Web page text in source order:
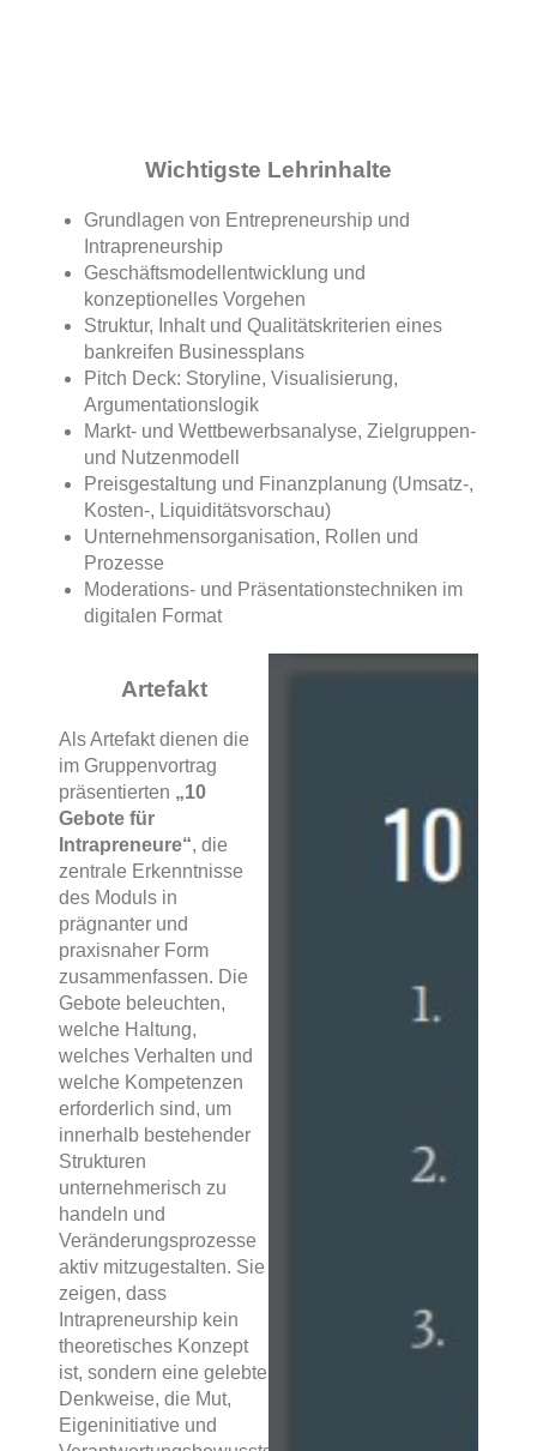
Wichtigste Lehrinhalte
Grundlagen von Entrepreneurship und
Intrapreneurship
Geschäftsmodellentwicklung und
konzeptionelles Vorgehen
Struktur, Inhalt und Qualitätskriterien eines
bankreifen Businessplans
Pitch Deck: Storyline, Visualisierung,
Argumentationslogik
Markt- und Wettbewerbsanalyse, Zielgruppen-
und Nutzenmodell
Preisgestaltung und Finanzplanung (Umsatz-,
Kosten-, Liquiditätsvorschau)
Unternehmensorganisation, Rollen und
Prozesse
Moderations- und Präsentationstechniken im
digitalen Format
Artefakt
Als Artefakt dienen die
im Gruppenvortrag
präsentierten „10
Gebote für
Intrapreneure“, die
zentrale Erkenntnisse
des Moduls in
prägnanter und
praxisnaher Form
zusammenfassen. Die
Gebote beleuchten,
welche Haltung,
welches Verhalten und
welche Kompetenzen
erforderlich sind, um
innerhalb bestehender
Strukturen
unternehmerisch zu
handeln und
Veränderungsprozesse
aktiv mitzugestalten. Sie
zeigen, dass
Intrapreneurship kein
theoretisches Konzept
ist, sondern eine gelebte
Denkweise, die Mut,
Eigeninitiative und